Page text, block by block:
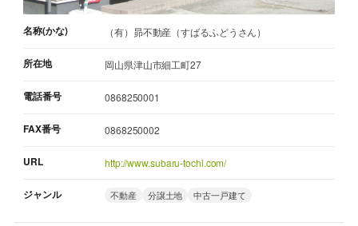
名称(かな) （有）昴不動産（すばるふどうさん）
所在地 岡山県津山市細工町27
電話番号 0868250001
FAX番号 0868250002
URL http://www.subaru-tochi.com/
ジャンル 不動産 分譲土地 中古一戸建て